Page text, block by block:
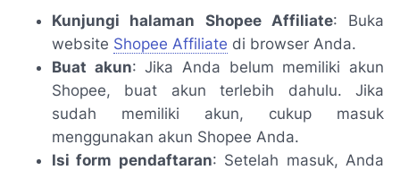
Kunjungi halaman Shopee Affiliate: Buka
website Shopee Affiliate di browser Anda.
Buat akun: Jika Anda belum memiliki akun
Shopee, buat akun terlebih dahulu. Jika
sudah memiliki akun, cukup masuk
menggunakan akun Shopee Anda.
Isi form pendaftaran: Setelah masuk, Anda